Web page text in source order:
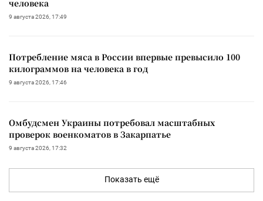
человека
9 августа 2026, 17:49
Потребление мяса в России впервые превысило 100
килограммов на человека в год
9 августа 2026, 17:46
Омбудсмен Украины потребовал масштабных
проверок военкоматов в Закарпатье
9 августа 2026, 17:32
Показать ещё